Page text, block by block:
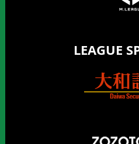
LEAGUE